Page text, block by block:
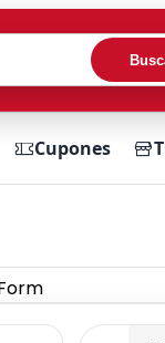
Cupones